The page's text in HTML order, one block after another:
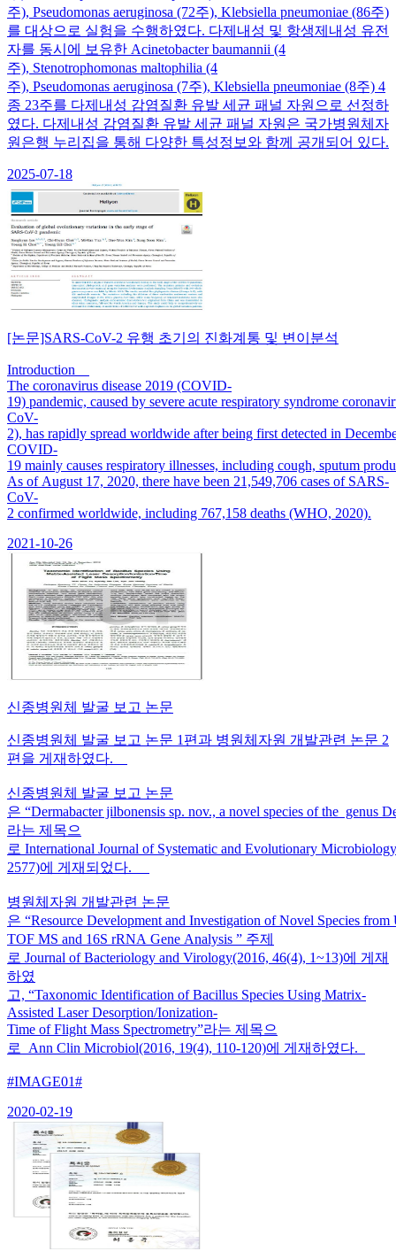
주), Pseudomonas aeruginosa (72주), Klebsiella pneumoniae (86주)
를 대상으로 실험을 수행하였다. 다제내성 및 항생제내성 유전
자를 동시에 보유한 Acinetobacter baumannii (4
주), Stenotrophomonas maltophilia (4
주), Pseudomonas aeruginosa (7주), Klebsiella pneumoniae (8주) 4
종 23주를 다제내성 감염질환 유발 세균 패널 자원으로 선정하
였다. 다제내성 감염질환 유발 세균 패널 자원은 국가병원체자
원은행 누리집을 통해 다양한 특성정보와 함께 공개되어 있다.
2025-07-18
[논문]SARS-CoV-2 유행 초기의 진화계통 및 변이분석
Introduction
The coronavirus disease 2019 (COVID-
19) pandemic, caused by severe acute respiratory syndrome
CoV-
2), has rapidly spread worldwide after being first detected in
COVID-
19 mainly causes respiratory illnesses, including cough, sputum
As of August 17, 2020, there have been 21,549,706 cases of SARS-
CoV-
2 confirmed worldwide, including 767,158 deaths (WHO, 2020).
2021-10-26
신종병원체 발굴 보고 논문
신종병원체 발굴 보고 논문 1편과 병원체자원 개발관련 논문 2
편을 게재하였다.
신종병원체 발굴 보고 논문
은 “Dermabacter jilbonensis sp. nov., a novel species of the genus
라는 제목으
로 International Journal of Systematic and Evolutionary
2577)에 게재되었다.
병원체자원 개발관련 논문
은 “Resource Development and Investigation of Novel Species
TOF MS and 16S rRNA Gene Analysis ” 주제
로 Journal of Bacteriology and Virology(2016, 46(4), 1~13)에 게재
하였
고, “Taxonomic Identification of Bacillus Species Using Matrix-
Assisted Laser Desorption/Ionization-
Time of Flight Mass Spectrometry”라는 제목으
로 Ann Clin Microbiol(2016, 19(4), 110-120)에 게재하였다.
#IMAGE01#
2020-02-19